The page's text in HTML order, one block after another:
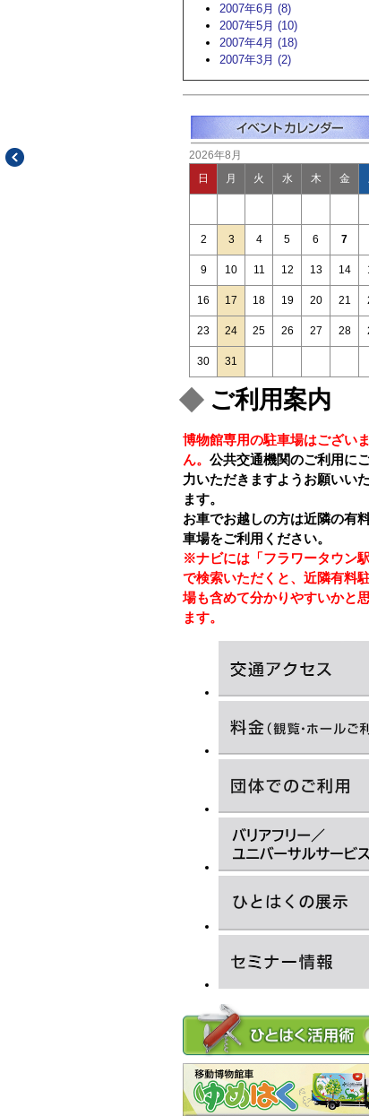
2007年6月 (8)
2007年5月 (10)
2007年4月 (18)
2007年3月 (2)
2026年8月
日 月 火 水 木 金
2 3 4 5 6 7
9 10 11 12 13 14
16 17 18 19 20 21
23 24 25 26 27 28
30 31
ご利用案内
博物館専用の駐車場はござい
ん。 公共交通機関のご利用に
力いただきますようお願いい
ます。
お車でお越しの方は近隣の有
車場をご利用ください。
※ナビには「フラワータウン駅
で検索いただくと、近隣有料
場も含めて分かりやすいかと
ます。